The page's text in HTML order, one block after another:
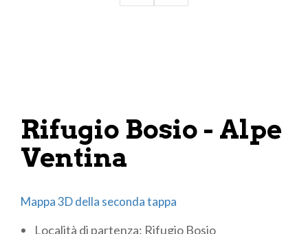
Rifugio Bosio - Alpe
Ventina
Mappa 3D della seconda tappa
Località di partenza: Rifugio Bosio